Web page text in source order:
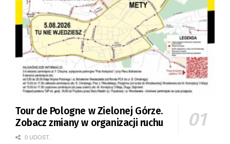
Tour de Pologne w Zielonej Górze.
Zobacz zmiany w organizacji ruchu
0 UDOST.